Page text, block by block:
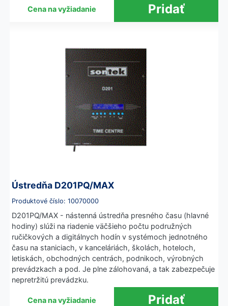
Cena na vyžiadanie
Ústredňa D201PQ/MAX
Produktové číslo: 10070000
D201PQ/MAX - nástenná ústredňa presného času (hlavné
hodiny) slúži na riadenie väčšieho počtu podružných
ručičkových a digitálnych hodín v systémoch jednotného
času na staniciach, v kanceláriách, školách, hoteloch,
letiskách, obchodných centrách, podnikoch, výrobných
prevádzkach a pod. Je plne zálohovaná, a tak zabezpečuje
nepretržitú prevádzku.
Cena na vyžiadanie